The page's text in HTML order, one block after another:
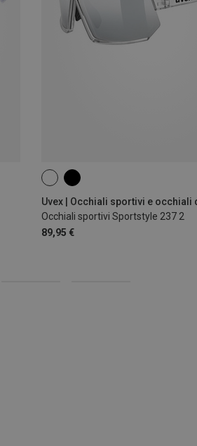
Occhiali sportivi Sportstyle 237 2
89,95 €